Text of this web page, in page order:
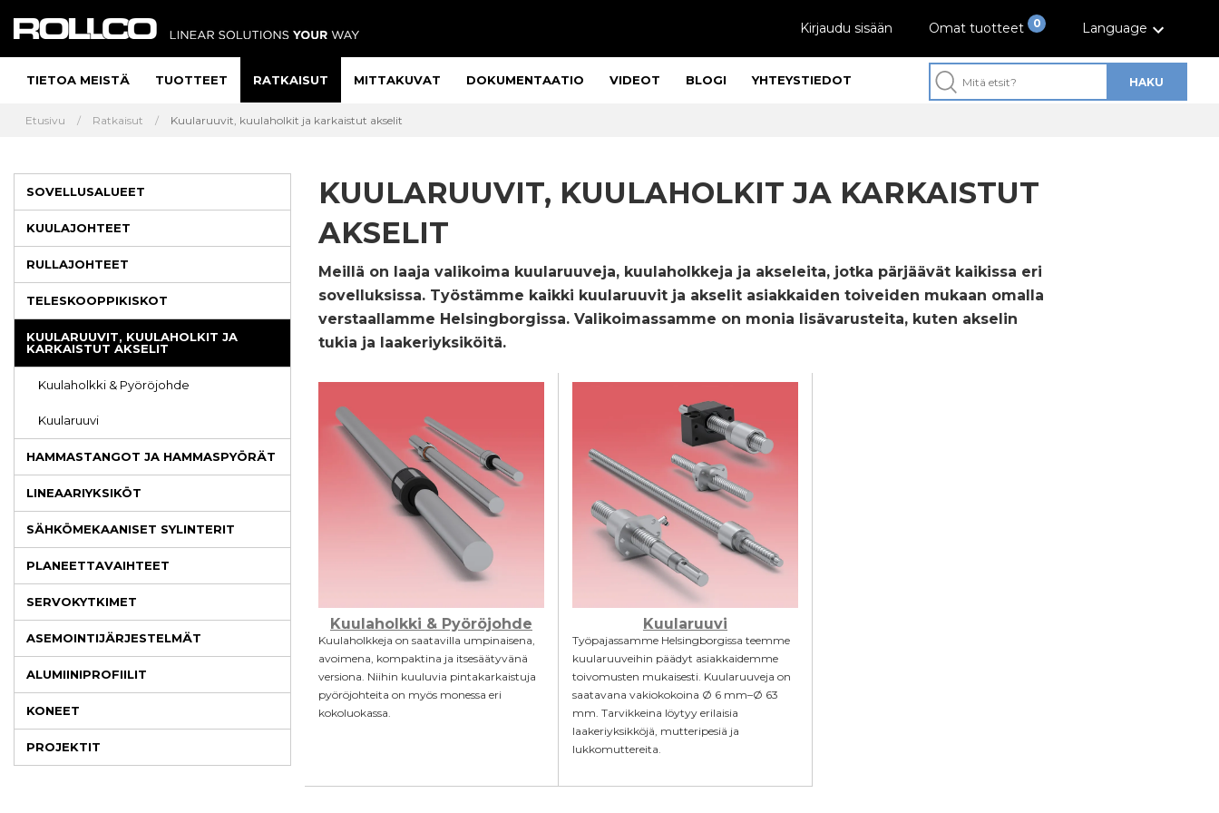
HAKU
Kirjaudu sisään 0
Omat tuotteet Language
TIETOA MEISTÄ TUOTTEET RATKAISUT MITTAKUVAT DOKUMENTAATIO VIDEOT BLOGI YHTEYSTIEDOT
Etusivu Ratkaisut Kuularuuvit, kuulaholkit ja karkaistut akselit
SOVELLUSALUEET
KUULAJOHTEET
RULLAJOHTEET
TELESKOOPPIKISKOT
KUULARUUVIT, KUULAHOLKIT JA
KARKAISTUT AKSELIT
Kuulaholkki & Pyöröjohde
Kuularuuvi
HAMMASTANGOT JA HAMMASPYÖRÄT
LINEAARIYKSIKÖT
SÄHKÖMEKAANISET SYLINTERIT
PLANEETTAVAIHTEET
SERVOKYTKIMET
ASEMOINTIJÄRJESTELMÄT
ALUMIINIPROFIILIT
KONEET
PROJEKTIT
KUULARUUVIT, KUULAHOLKIT JA KARKAISTUT
AKSELIT
Meillä on laaja valikoima kuularuuveja, kuulaholkkeja ja akseleita, jotka pärjäävät kaikissa eri
sovelluksissa. Työstämme kaikki kuularuuvit ja akselit asiakkaiden toiveiden mukaan omalla
verstaallamme Helsingborgissa. Valikoimassamme on monia lisävarusteita, kuten akselin
tukia ja laakeriyksiköitä.
Kuulaholkki & Pyöröjohde
Kuulaholkkeja on saatavilla umpinaisena,
avoimena, kompaktina ja itsesäätyvänä
versiona. Niihin kuuluvia pintakarkaistuja
pyöröjohteita on myös monessa eri
kokoluokassa.
Kuularuuvi
Työpajassamme Helsingborgissa teemme
kuularuuveihin päädyt asiakkaidemme
toivomusten mukaisesti. Kuularuuveja on
saatavana vakiokokoina Ø 6 mm–Ø 63
mm. Tarvikkeina löytyy erilaisia
laakeriyksikköjä, mutteripesiä ja
lukkomuttereita.